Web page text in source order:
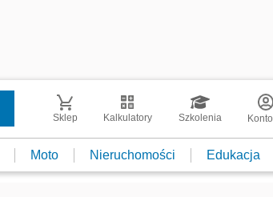
Sklep Kalkulatory Szkolenia Konto
Moto Nieruchomości Edukacja